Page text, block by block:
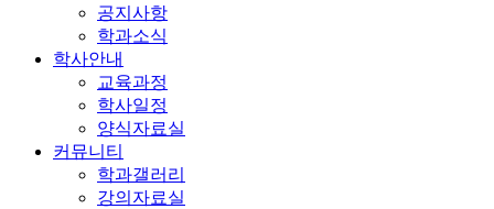
공지사항
학과소식
학사안내
교육과정
학사일정
양식자료실
커뮤니티
학과갤러리
강의자료실